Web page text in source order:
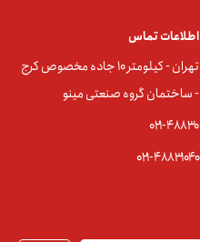
اطلاعات تماس
تهران - کیلومتر ۱۰ جاده مخصوص کرج
- ساختمان گروه صنعتی مینو
۰۲۱-۴۸۸۳0
۰۲۱-۴۸۸۳۱۰۴۰